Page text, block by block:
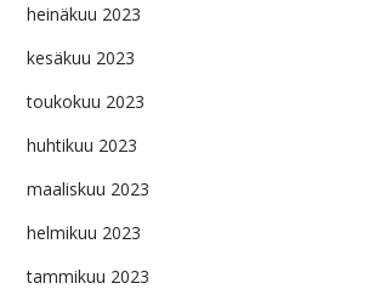
heinäkuu 2023
kesäkuu 2023
toukokuu 2023
huhtikuu 2023
maaliskuu 2023
helmikuu 2023
tammikuu 2023